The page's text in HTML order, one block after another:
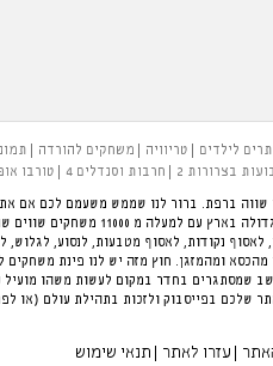
לילדים טריוויה משחקים להורדה
בצרורות 2
חרבות וסנדלים 4 טורבו
ברפת. ברור לנו שממש משעמם לכם אם
להעביר את הזמן בכיף.
לאסוף נקודות, לאסוף מטבעות, לנסוע,
ומהמזגן. חוץ מזה יש לנו פינת
שמסתגרים בחדר במקום לעשות משהו
שלכם בפייסבוק ולזכות בתהילת עולם
עזרו לאתר תנאי שימוש